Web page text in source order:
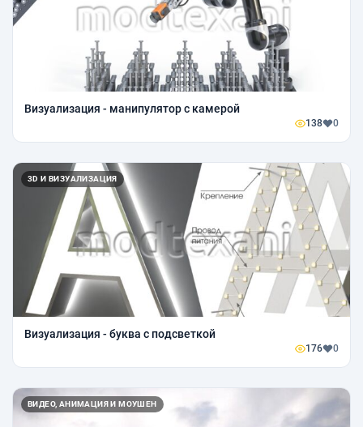
Визуализация - манипулятор с камерой
138 0
3D И ВИЗУАЛИЗАЦИЯ
Визуализация - буква с подсветкой
176 0
ВИДЕО, АНИМАЦИЯ И МОУШЕН